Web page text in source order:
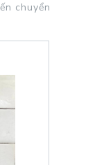
chuyển